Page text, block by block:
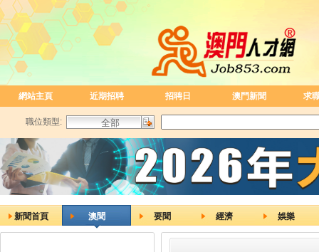
網站主頁 近期招聘 招聘日 澳門新聞 求
職位類型:
新聞首頁 澳聞 要聞 經濟 娛樂